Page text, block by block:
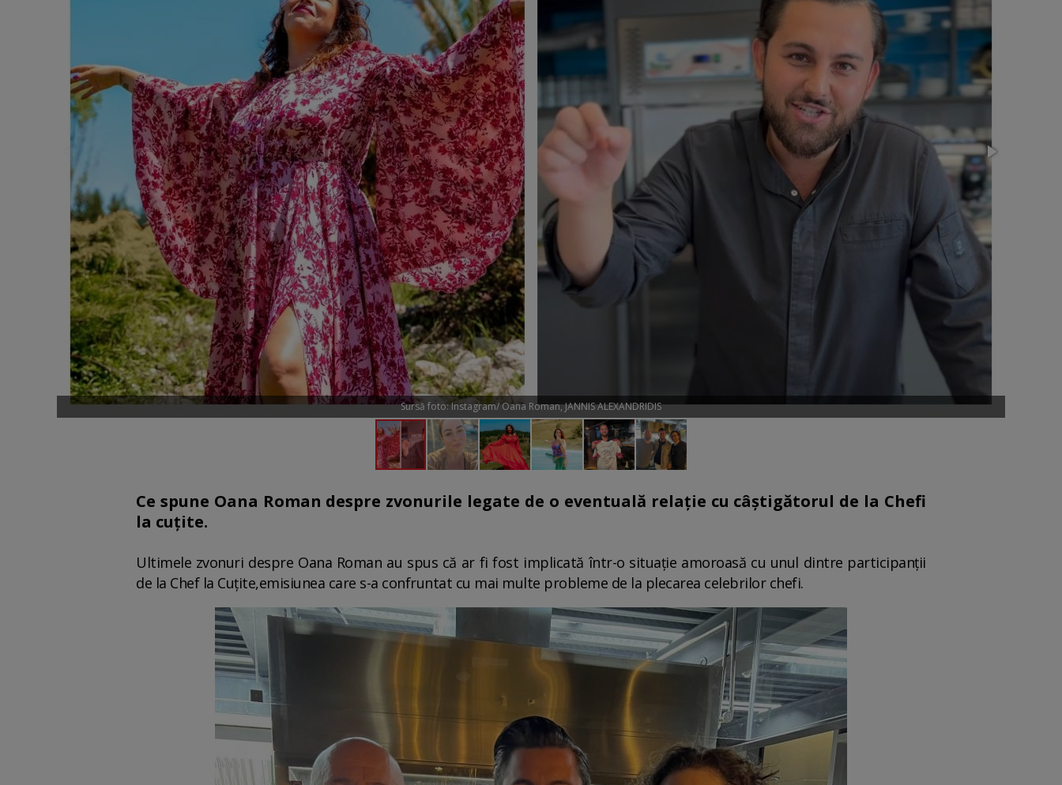
Sursă foto: Instagram/ Oana Roman, JANNIS ALEXANDRIDIS
Ce spune Oana Roman despre zvonurile legate de o eventuală relație cu câștigătorul de la Chefi
la cuțite.
Ultimele zvonuri despre Oana Roman au spus că ar fi fost implicată într-o situație amoroasă cu unul dintre participanții
de la Chef la Cuțite,emisiunea care s-a confruntat cu mai multe probleme de la plecarea celebrilor chefi.